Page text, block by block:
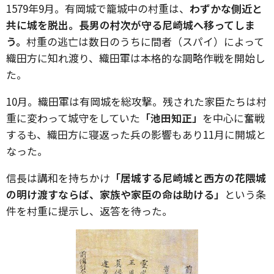
1579年9月。有岡城で籠城中の村重は、 わずかな側近と
共に城を脱出。長男の村次が守る尼崎城へ移ってしま
う。 村重の逃亡は数日のうちに間者（スパイ）によって
織田方に知れ渡り、織田軍は本格的な調略作戦を開始し
た。
10月。織田軍は有岡城を総攻撃。残された家臣たちは村
重に変わって城守をしていた 「池田知正」 を中心に奮戦
するも、織田方に寝返った兵の影響もあり11月に開城と
なった。
信長は講和を持ちかけ 「居城する尼崎城と西方の花隈城
の明け渡すならば、家族や家臣の命は助ける」 という条
件を村重に提示し、返答を待った。